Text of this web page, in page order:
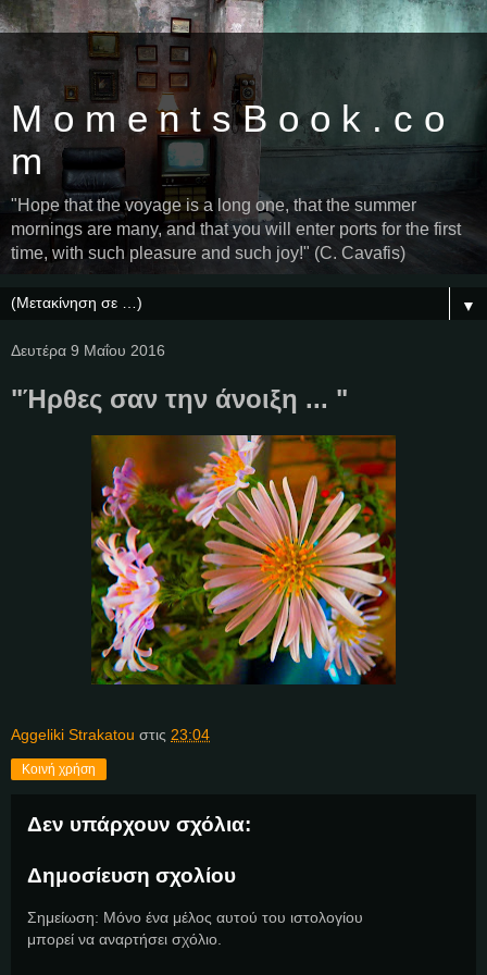
M o m e n t s B o o k . c o
m
"Hope that the voyage is a long one, that the summer
mornings are many, and that you will enter ports for the first
time, with such pleasure and such joy!" (C. Cavafis)
▼
Δευτέρα 9 Μαΐου 2016
"Ήρθες σαν την άνοιξη ... "
Aggeliki Strakatou στις 23:04
Κοινή χρήση
Δεν υπάρχουν σχόλια:
Δημοσίευση σχολίου
Σημείωση: Μόνο ένα μέλος αυτού του ιστολογίου
μπορεί να αναρτήσει σχόλιο.